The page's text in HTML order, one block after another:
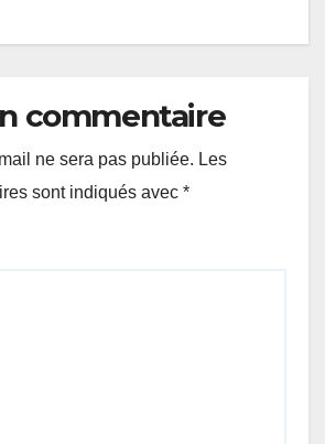
commentaire
ne sera pas publiée. Les
sont indiqués avec *